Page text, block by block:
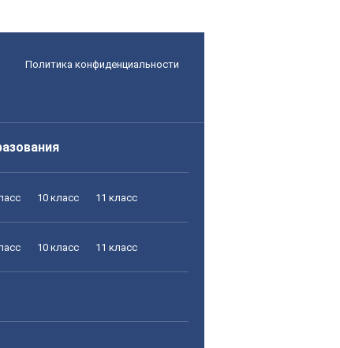
Политика конфиденциальности
10 класс 11 класс
10 класс 11 класс